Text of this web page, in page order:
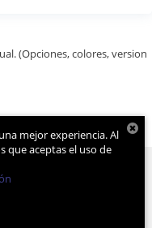
(Opciones, colores, version
del sitio
a Clientes:
mejor experiencia. Al
que aceptas el uso de